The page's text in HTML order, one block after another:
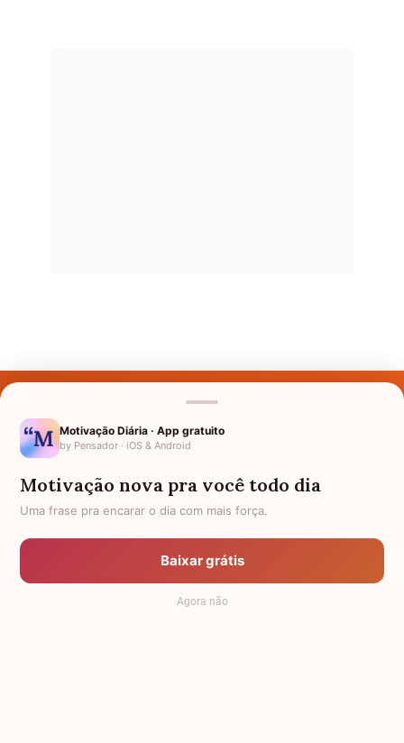
Nomes pelo Mundo
Política de Privacidade
Anuncie
Termos de Uso
Motivação Diária · App gratuito
by Pensador · iOS & Android
Motivação nova pra você todo dia
Uma frase pra encarar o dia com mais força.
Baixar grátis
Agora não